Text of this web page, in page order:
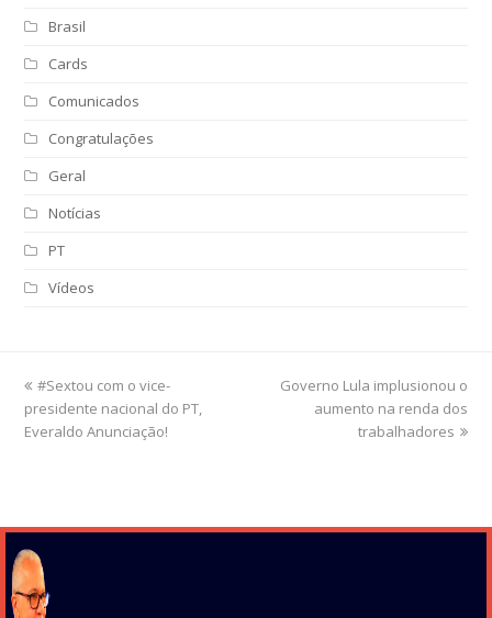
Brasil
Cards
Comunicados
Congratulações
Geral
Notícias
PT
Vídeos
previous
post:
#Sextou com o vice-
presidente nacional do PT,
Everaldo Anunciação!
next
post:
Governo Lula implusionou o
aumento na renda dos
trabalhadores